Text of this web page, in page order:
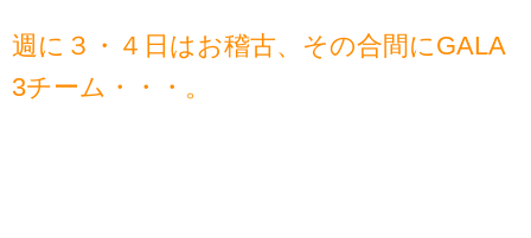
週に３・４日はお稽古、その合間にGALA
3チーム・・・。